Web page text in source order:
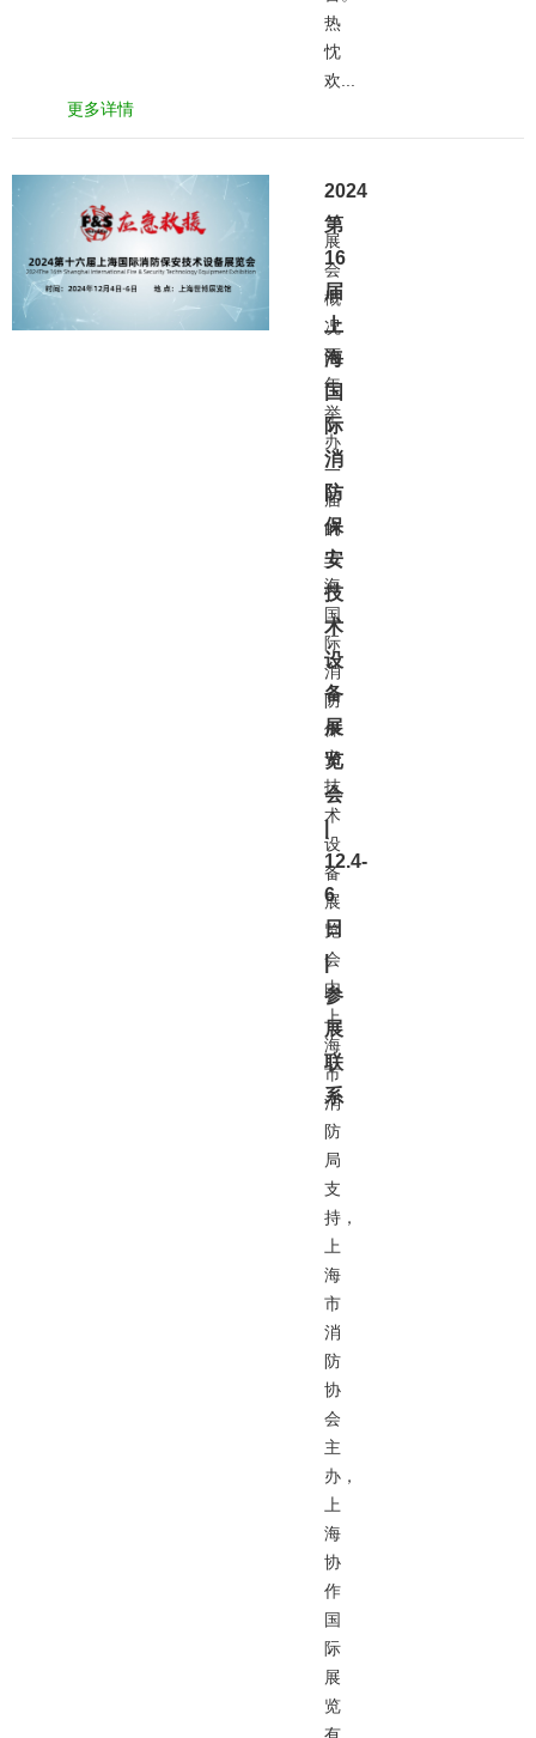
热
忱
欢...
更多详情
2024
第
16
届
上
海
国
际
消
防
保
安
技
术
设
备
展
览
会
|
12.4-
6
日
|
参
展
联
系
展
会
概
况
两
年
举
办
一
届
的
上
海
国
际
消
防
保
安
技
术
设
备
展
览
会
由
上
海
市
消
防
局
支
持，
上
海
市
消
防
协
会
主
办，
上
海
协
作
国
际
展
览